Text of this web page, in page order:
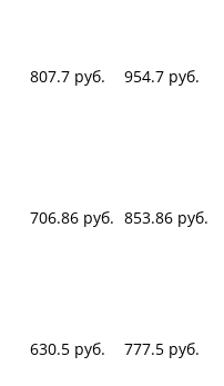
807.7 руб. 954.7 руб.
706.86 руб. 853.86 руб.
630.5 руб. 777.5 руб.